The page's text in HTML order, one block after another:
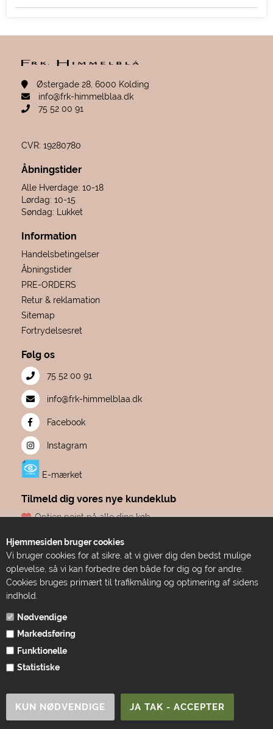
Hjemmesiden bruger cookies
Vi bruger cookies for at sikre, at vi giver dig den bedst mulige
oplevelse, så vi kan forbedre den både for dig og for andre.
Cookies bruges primært til trafikmåling og optimering af sidens
indhold.
Nødvendige
Markedsføring
Funktionelle
Statistiske
Østergade 28, 6000 Kolding
info@frk-himmelblaa.dk
75 52 00 91
CVR: 19280780
Åbningstider
Alle Hverdage: 10-18
Lørdag: 10-15
Søndag: Lukket
Information
Handelsbetingelser
Åbningstider
PRE-ORDERS
Retur & reklamation
Sitemap
Fortrydelsesret
Følg os
75 52 00 91
info@frk-himmelblaa.dk
Facebook
Instagram
E-mærket
Tilmeld dig vores nye kundeklub
Optjen point på alle dine køb
Dine point udløber aldrig
Adgang til eksklusive tilbud før alle andre
Bare ren forkælelse
TILMELD DIG HER